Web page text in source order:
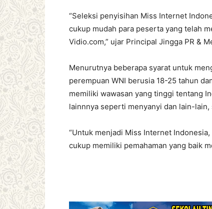
“Seleksi penyisihan Miss Internet
cukup mudah para peserta yang telah
Vidio.com,” ujar Principal Jingga PR &
Menurutnya beberapa syarat untuk
perempuan WNI berusia 18-25 tahun
memiliki wawasan yang tinggi tentang
lainnnya seperti menyanyi dan lain-
“Untuk menjadi Miss Internet
cukup memiliki pemahaman yang baik